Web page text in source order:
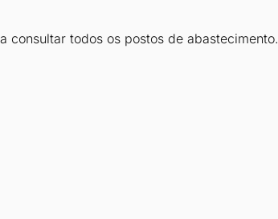
consultar todos os postos de abastecimento.